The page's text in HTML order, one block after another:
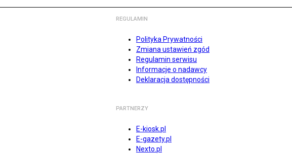
REGULAMIN
Polityka Prywatności
Zmiana ustawień zgód
Regulamin serwisu
Informacje o nadawcy
Deklaracja dostępności
PARTNERZY
E-kiosk.pl
E-gazety.pl
Nexto.pl